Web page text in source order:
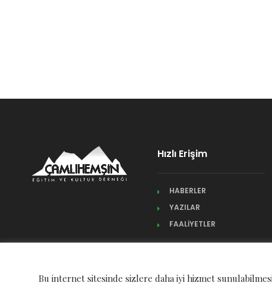
Hızlı Erişim
HABERLER
YAZILAR
FAALİYETLER
Bu internet sitesinde sizlere daha iyi hizmet